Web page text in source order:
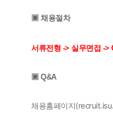
▣ 채용절차
서류전형 -> 실무면접 ->
▣ Q&A
채용홈페이지(